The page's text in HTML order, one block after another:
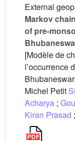
External
Markov
of pre-
[Modèle de
l’occurrence
Michel Petit
Acharya ;
Kiran Prasad ;